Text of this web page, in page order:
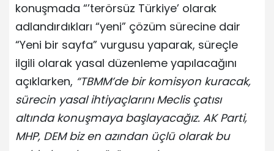
konuşmada “’terörsüz Türkiye’ olarak
adlandırdıkları “yeni” çözüm sürecine dair
“Yeni bir sayfa” vurgusu yaparak, süreçle
ilgili olarak yasal düzenleme yapılacağını
açıklarken, “TBMM’de bir komisyon kuracak,
sürecin yasal ihtiyaçlarını Meclis çatısı
altında konuşmaya başlayacağız. AK Parti,
MHP, DEM biz en azından üçlü olarak bu